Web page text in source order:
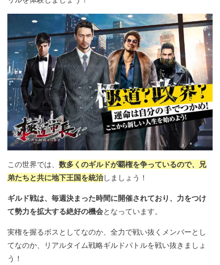
この世界では、 数多くのギルドが覇権を争っているので、兄
弟たちと共に地下王国を統治しましょう！
ギルド戦は、毎週決まった時間に開催されており、力をつけ
て勢力を拡大する絶好の機会となっています。
実権を握るボスとしてなのか、全力で戦い抜くメンバーとし
てなのか、リアルタイム戦略ギルドバトルを戦い抜きましょ
う！